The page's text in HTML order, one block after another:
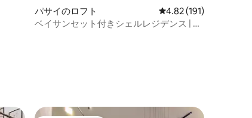
パサイのロフト レビュー191件、5つ
4.82 (191)
ベイサンセット付きシェルレジデンス | 有